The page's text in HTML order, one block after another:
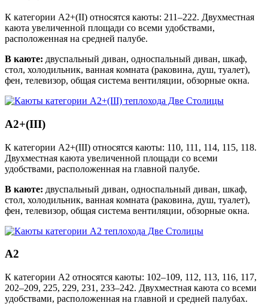
К категории А2+(II) относятся каюты: 211–222. Двухместная
каюта увеличенной площади со всеми удобствами,
расположенная на средней палубе.
В каюте: двуспальный диван, односпальный диван, шкаф,
стол, холодильник, ванная комната (раковина, душ, туалет),
фен, телевизор, общая система вентиляции, обзорные окна.
А2+(III)
К категории А2+(III) относятся каюты: 110, 111, 114, 115, 118.
Двухместная каюта увеличенной площади со всеми
удобствами, расположенная на главной палубе.
В каюте: двуспальный диван, односпальный диван, шкаф,
стол, холодильник, ванная комната (раковина, душ, туалет),
фен, телевизор, общая система вентиляции, обзорные окна.
А2
К категории А2 относятся каюты: 102–109, 112, 113, 116, 117,
202–209, 225, 229, 231, 233–242. Двухместная каюта со всеми
удобствами, расположенная на главной и средней палубах.